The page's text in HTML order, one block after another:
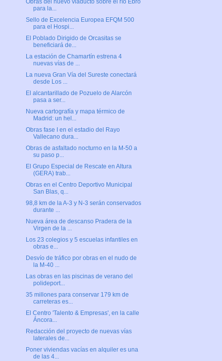
Obras del nuevo viaducto sobre el río Ebro
para la...
Sello de Excelencia Europea EFQM 500
para el Hospi...
El Poblado Dirigido de Orcasitas se
beneficiará de...
La estación de Chamartín estrena 4
nuevas vías de ...
La nueva Gran Vía del Sureste conectará
desde Los ...
El alcantarillado de Pozuelo de Alarcón
pasa a ser...
Nueva cartografía y mapa térmico de
Madrid: un hel...
Obras fase I en el estadio del Rayo
Vallecano dura...
Obras de asfaltado nocturno en la M-50 a
su paso p...
El Grupo Especial de Rescate en Altura
(GERA) trab...
Obras en el Centro Deportivo Municipal
San Blas, q...
98,8 km de la A-3 y N-3 serán conservados
durante ...
Nueva área de descanso Pradera de la
Virgen de la ...
Los 23 colegios y 5 escuelas infantiles en
obras e...
Desvío de tráfico por obras en el nudo de
la M-40 ...
Las obras en las piscinas de verano del
polideport...
35 millones para conservar 179 km de
carreteras es...
El Centro 'Talento & Empresas', en la calle
Áncora...
Redacción del proyecto de nuevas vías
laterales de...
Poner viviendas vacías en alquiler es una
de las 4...